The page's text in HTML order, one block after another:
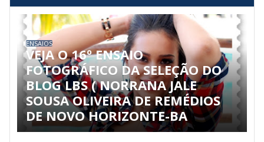
ENSAIOS
VEJA O 16º ENSAIO
FOTOGRÁFICO DA SELEÇÃO DO
BLOG LBS ( NORRANA JALE
SOUSA OLIVEIRA DE REMÉDIOS
DE NOVO HORIZONTE-BA